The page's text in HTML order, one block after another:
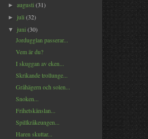
►augusti(31)
► juli(32)
▼ juni(30)
Jordugglan passerar...
Vem är du?
I skuggan av eken...
Skrikande trollunge...
Gråhägern och solen...
Snoken...
Frihetskänslan...
Spillkråkeungen...
Haren skuttar...